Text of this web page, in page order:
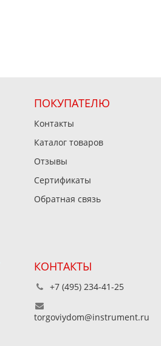
ПОКУПАТЕЛЮ
Контакты
Каталог товаров
Отзывы
Сертификаты
Обратная связь
КОНТАКТЫ
+7 (495) 234-41-25
torgoviydom@instrument.ru